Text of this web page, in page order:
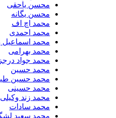
محسن یاحقی
محسن یگانه
محمد اچ اف
محمد احمدی
محمد اسماعیل زاده
محمد بهرامی
محمد جواد درجزی
محمد حسین
محمد حسین طیبی نیا
محمد حسینی
محمد زند وکیلی
محمد سادات
محمد سعید لشگری